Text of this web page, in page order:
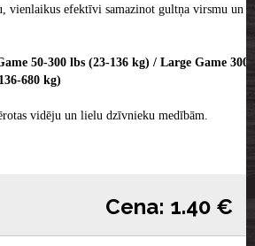
vienlaikus efektīvi samazinot gultņa virsmu un
50-300 lbs (23-136 kg) / Large Game 300-
680 kg)
vidēju un lielu dzīvnieku medībām.
Cena: 1.40 €